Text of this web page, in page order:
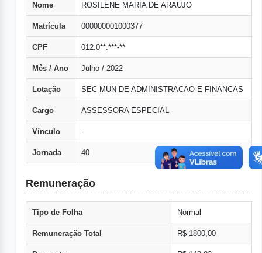
Nome ROSILENE MARIA DE ARAUJO
Matrícula 000000001000377
CPF 012.0**.***-**
Mês / Ano Julho / 2022
Lotação SEC MUN DE ADMINISTRACAO E FINANCAS
Cargo ASSESSORA ESPECIAL
Vínculo -
Jornada 40
Remuneração
Tipo de Folha Normal
Remuneração Total R$ 1800,00